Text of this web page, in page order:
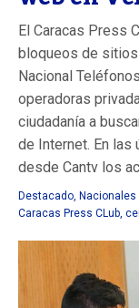
El Caracas Press
bloqueos de sitios
Nacional
operadoras
ciudadanía a
de Internet. En
desde Cantv los
Destacado, Nacionales
Caracas Press CLub,